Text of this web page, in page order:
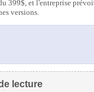
399$, et l'entreprise
versions.
lecture